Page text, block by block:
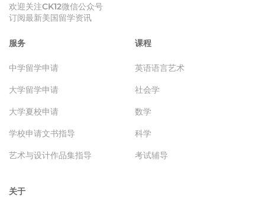
欢迎关注CK12微信公众号
订阅最新美国留学资讯
课程
英语语言艺术
社会学
数学
科学
考试辅导
服务
中学留学申请
大学留学申请
大学夏校申请
学校申请文书指导
艺术与设计作品集指导
关于